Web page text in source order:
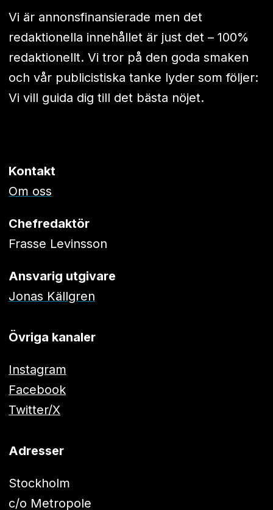
Vi är annonsfinansierade men det
redaktionella innehållet är just det – 100%
redaktionellt. Vi tror på den goda smaken
och vår publicistiska tanke lyder som följer:
Vi vill guida dig till det bästa nöjet.
Kontakt
Om oss
Chefredaktör
Frasse Levinsson
Ansvarig utgivare
Jonas Källgren
Övriga kanaler
Instagram
Facebook
Twitter/X
Adresser
Stockholm
c/o Metropole